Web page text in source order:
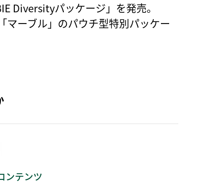
Diversityパッケージ」を発売。
ーブル」のパウチ型特別パッケー
ンテンツ